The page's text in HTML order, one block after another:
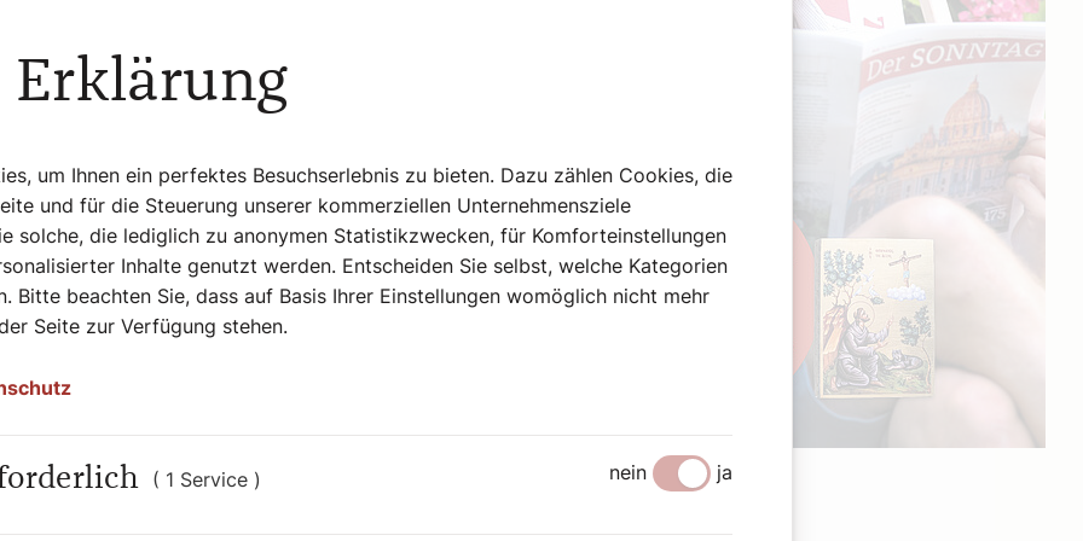
Traumes?
Ich bin ein Mensch, der gerne auf
und geistigem Reichtum. Denken
Jahren gar nicht so einfach vor.
meine Kinder in Hamburg leben und
Insgesamt aber habe ich es nicht
stehen und setzen ihre
Erklärung
um Ihnen ein perfektes Besuchserlebnis zu bieten. Dazu zählen Cookies, die
und für die Steuerung unserer kommerziellen Unternehmensziele
solche, die lediglich zu anonymen Statistikzwecken, für Komforteinstellungen
Inhalte genutzt werden. Entscheiden Sie selbst, welche Kategorien
Bitte beachten Sie, dass auf Basis Ihrer Einstellungen womöglich nicht mehr
Seite zur Verfügung stehen.
( 1 Service ) nein ja